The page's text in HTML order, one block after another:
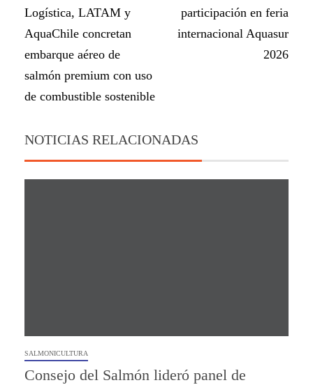
Logística, LATAM y
AquaChile concretan
embarque aéreo de
salmón premium con uso
de combustible sostenible
participación en feria
internacional Aquasur
2026
NOTICIAS RELACIONADAS
SALMONICULTURA
Consejo del Salmón lideró panel de